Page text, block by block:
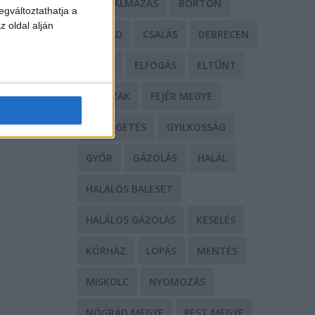
a
oldal alján
BÁNTALMAZÁS BÖRTÖN
CSALÁD CSALÁS DEBRECEN
ELFOGÁS ELTŰNT
ERŐSZAK FEJÉR MEGYE
FENYEGETÉS GYILKOSSÁG
GYŐR GÁZOLÁS HALÁL
HALÁLOS BALESET
HALÁLOS GÁZOLÁS KÉSELÉS
KÓRHÁZ LOPÁS MENTÉS
MISKOLC NYOMOZÁS